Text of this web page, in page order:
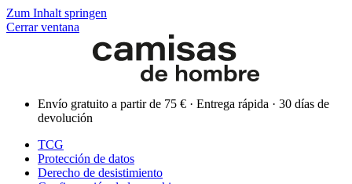
Zum Inhalt springen
Cerrar ventana
Envío gratuito a partir de 75 € · Entrega rápida · 30 días de
devolución
TCG
Protección de datos
Derecho de desistimiento